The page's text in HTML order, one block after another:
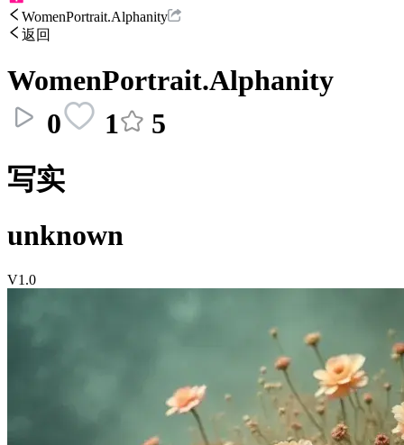
WomenPortrait.Alphanity
返回
WomenPortrait.Alphanity
0
1
5
写实
unknown
V1.0